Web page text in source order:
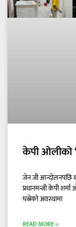
केपी ओलीको
जेन जी आन्दोलनपछि
प्रधानमन्त्री केपी
घस्रेको अवस्थामा
READ MORE »